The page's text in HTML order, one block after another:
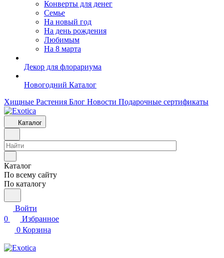
Конверты для денег
Семье
На новый год
На день рождения
Любимым
На 8 марта
Декор для флорариума
Новогодний Каталог
Хищные Растения Блог Новости Подарочные сертификаты
Каталог
Каталог
По всему сайту
По каталогу
Войти
0
Избранное
0 Корзина